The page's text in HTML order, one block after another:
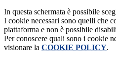
In questa schermata è possibile
I cookie necessari sono quelli che
piattaforma e non è possibile
Per conoscere quali sono i cookie
visionare la COOKIE POLICY.